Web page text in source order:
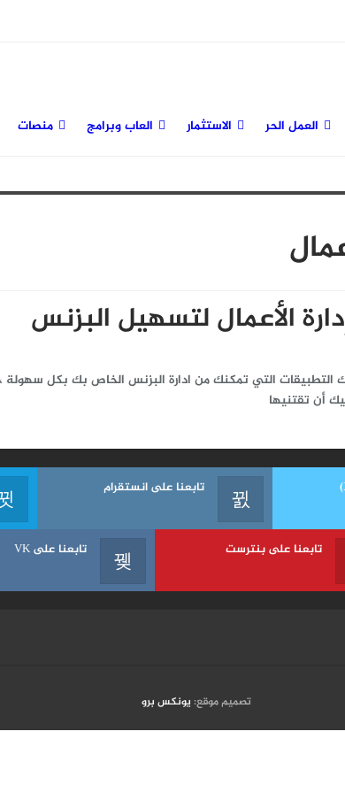
العمل الحر الاستثمار العاب وبرامج منصات
الأعمال لتسهيل البزنس
التطبيقات التي تمكنك من ادارة البزنس الخاص بك بكل سهولة
أن تقتنيها
تابعنا على انستقرام
تابعنا على بنترست تابعنا على VK
تصميم موقع: يونكس برو